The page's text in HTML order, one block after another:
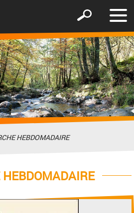
le
Afficher
formulaire
de
recherche
HEBDOMADAIRE